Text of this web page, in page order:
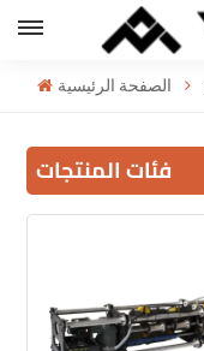
الصفحة الرئيسية
فئات المنتجات